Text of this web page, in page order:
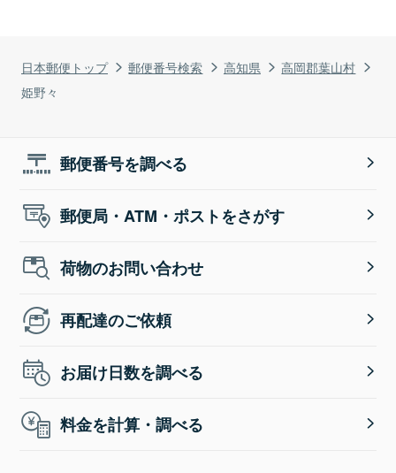
日本郵便トップ 郵便番号検索 高知県
高岡郡葉山村
姫野々
郵便番号を調べる
郵便局・ATM・ポストをさがす
荷物のお問い合わせ
再配達のご依頼
お届け日数を調べる
料金を計算・調べる